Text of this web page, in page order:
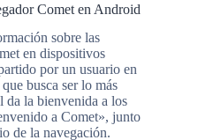
Comet en Android
sobre las
en dispositivos
por un usuario en
busca ser lo más
la bienvenida a los
a Comet», junto
de la navegación.